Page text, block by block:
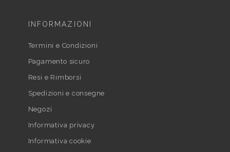
INFORMAZIONI
Termini e Condizioni
Pagamento sicuro
Resi e Rimborsi
Spedizioni e consegne
Negozi
Informativa privacy
Informativa cookie